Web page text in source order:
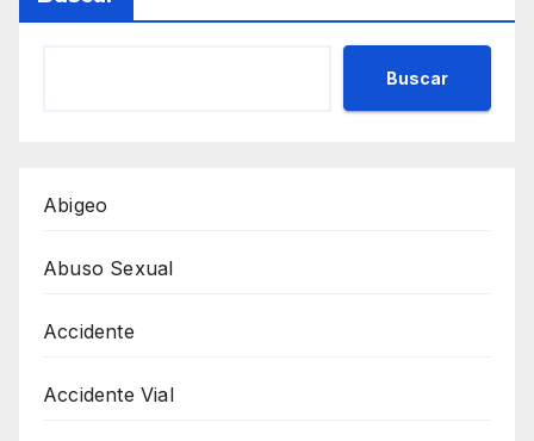
Buscar
Abigeo
Abuso Sexual
Accidente
Accidente Vial